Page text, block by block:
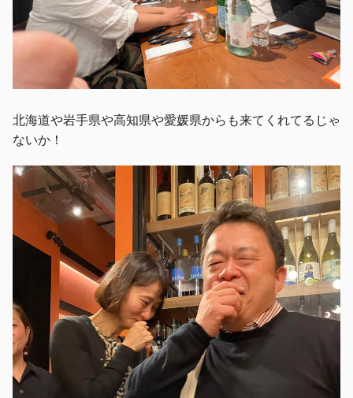
北海道や岩手県や高知県や愛媛県からも来てくれてるじゃ
ないか！